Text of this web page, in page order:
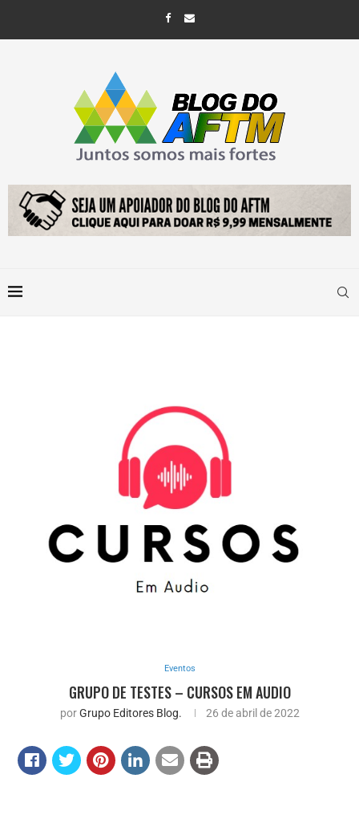
Eventos
GRUPO DE TESTES – CURSOS EM AUDIO
porGrupo Editores Blog. 26 de abril de 2022